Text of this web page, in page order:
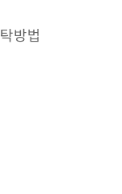
방법